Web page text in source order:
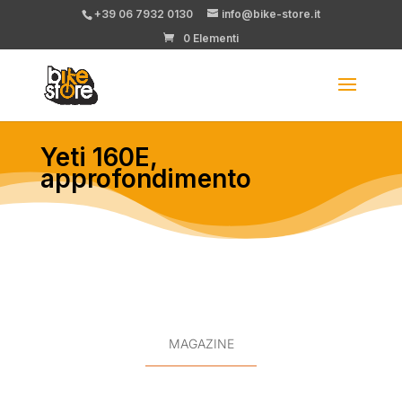
+39 06 7932 0130
info@bike-store.it
0 Elementi
Yeti 160E,
approfondimento
MAGAZINE